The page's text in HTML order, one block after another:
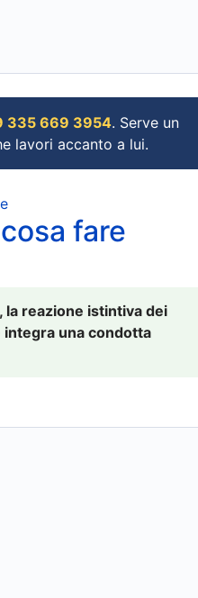
335 669 3954. Serve un
lavori accanto a lui.
fare
la reazione istintiva dei
una condotta